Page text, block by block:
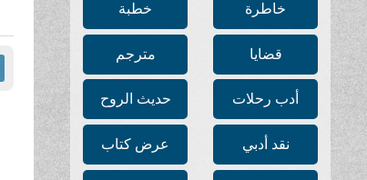
خاطرة خطبة
قضايا مترجم
أدب رحلات حديث الروح
نقد أدبي عرض كتاب